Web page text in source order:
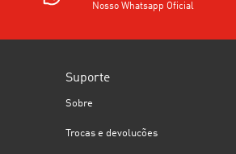
Nosso Whatsapp Oficial
Suporte
Sobre
Trocas e devolucões